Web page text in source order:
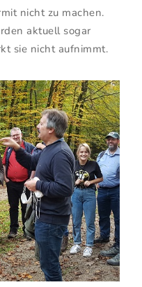
nicht zu machen.
aktuell sogar
sie nicht aufnimmt.